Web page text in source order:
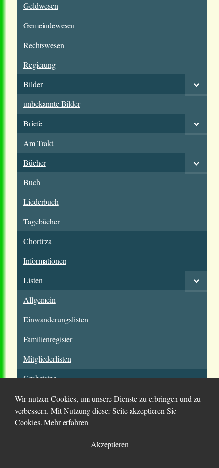
Geldwesen
Gemeindewesen
Rechtswesen
Regierung
Bilder
unbekannte Bilder
Briefe
Am Trakt
Bücher
Buch
Liederbuch
Tagebücher
Chortitza
Informationen
Listen
Allgemein
Einwanderungslisten
Familienregister
Mitgliederlisten
Grabsteine
Karten
Kirchenbuch
Kolonie
Chortitza
Wir nutzen Cookies, um unsere Dienste zu erbringen und zu
verbessern. Mit Nutzung dieser Seite akzeptieren Sie
Cookies. Mehr erfahren
Akzeptieren